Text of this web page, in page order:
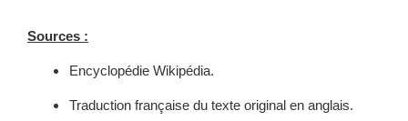
Sources :
Encyclopédie Wikipédia.
Traduction française du texte original en anglais.